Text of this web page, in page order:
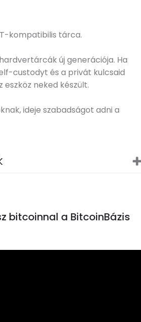
kompatibilis tárca.
új generációja. Ha
custodyt és a privát kulcsaid
neked készült.
ideje szabadságot adni a
bitcoinnal a BitcoinBázis